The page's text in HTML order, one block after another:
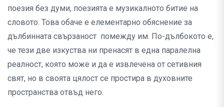
поезия без думи, поезията е музикалното битие на
словото. Това обаче е елементарно обяснение за
дълбинната свързаност помежду им. По-дълбокото е,
че тези две изкуства ни пренасят в една паралелна
реалност, която може и да е извлечена от сетивния
свят, но в своята цялост се простира в духовните
пространства отвъд него.